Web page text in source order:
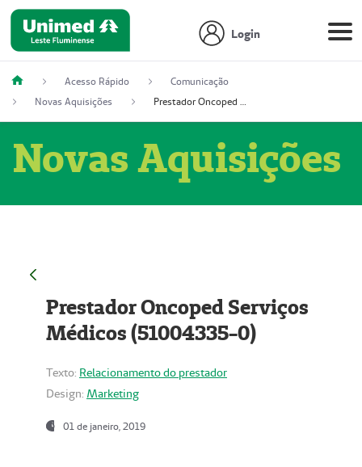
Login
Acesso Rápido
Comunicação
Novas Aquisições
Prestador Oncoped Serviços Médicos (51004335-0)
Novas Aquisições
Prestador Oncoped Serviços
Médicos (51004335-0)
Texto: Relacionamento do prestador
Design: Marketing
01 de janeiro, 2019